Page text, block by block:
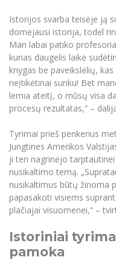
Istorijos svarba teisėje ją
domėjausi istorija, todėl
Man labai patiko
kurias daugelis laikė
knygas be paveikslėlių,
neįtikėtinai sunku! Bet
lemia ateitį, o mūsų visa
procesų rezultatas,“ –
Tyrimai prieš penkerius
Jungtines Amerikos
ji ten nagrinėjo
nusikaltimo temą.
nusikaltimus būtų žinoma
papasakoti visiems
plačiajai visuomenei,“ –
Istoriniai
pamoka